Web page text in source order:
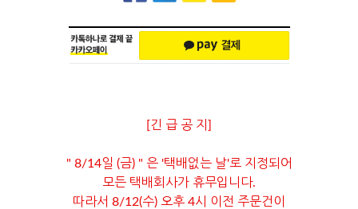
[긴 급 공 지]
" 8/14일 (금) " 은 '택배없는 날'로 지정되어
모든 택배회사가 휴무입니다.
따라서 8/12(수) 오후 4시 이전 주문건이